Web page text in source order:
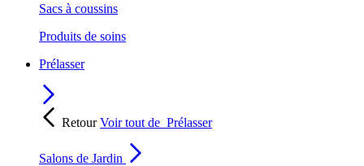
Sacs à coussins
Produits de soins
Prélasser
RetourVoir tout de Prélasser
Salons de Jardin